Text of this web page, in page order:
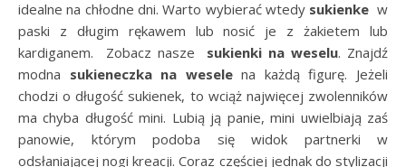
idealne na chłodne dni. Warto wybierać wtedy sukienke w
paski z długim rękawem lub nosić je z żakietem lub
kardiganem. Zobacz nasze sukienki na weselu. Znajdź
modna sukieneczka na weselena każdą figurę. Jeżeli
chodzi o długość sukienek, to wciąż najwięcej zwolenników
ma chyba długość mini. Lubią ją panie, mini uwielbiają zaś
panowie, którym podoba się widok partnerki w
odsłaniającej nogi kreacji. Coraz częściej jednak do stylizacji